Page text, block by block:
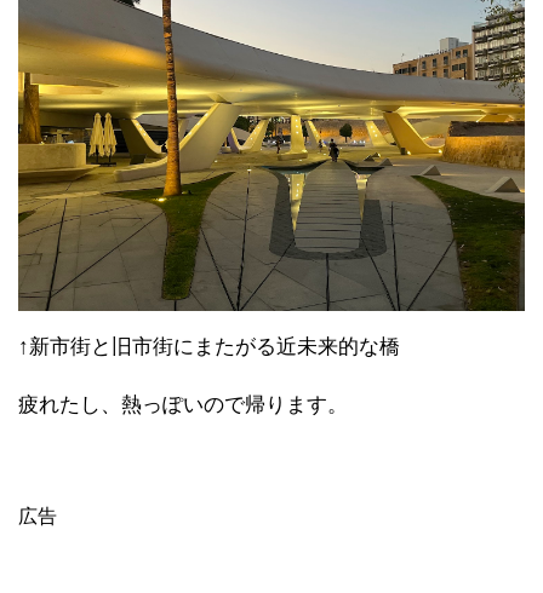
↑新市街と旧市街にまたがる近未来的な橋
疲れたし、熱っぽいので帰ります。
広告